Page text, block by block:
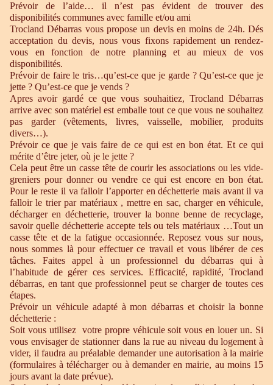
Prévoir de l’aide… il n’est pas évident de trouver des
disponibilités communes avec famille et/ou ami
Trocland Débarras vous propose un devis en moins de 24h. Dés
acceptation du devis, nous vous fixons rapidement un rendez-
vous en fonction de notre planning et au mieux de vos
disponibilités.
Prévoir de faire le tris…qu’est-ce que je garde ? Qu’est-ce que je
jette ? Qu’est-ce que je vends ?
Apres avoir gardé ce que vous souhaitiez, Trocland Débarras
arrive avec son matériel est emballe tout ce que vous ne souhaitez
pas garder (vêtements, livres, vaisselle, mobilier, produits
divers…).
Prévoir ce que je vais faire de ce qui est en bon état. Et ce qui
mérite d’être jeter, où je le jette ?
Cela peut être un casse tête de courir les associations ou les vide-
greniers pour donner ou vendre ce qui est encore en bon état.
Pour le reste il va falloir l’apporter en déchetterie mais avant il va
falloir le trier par matériaux , mettre en sac, charger en véhicule,
décharger en déchetterie, trouver la bonne benne de recyclage,
savoir quelle déchetterie accepte tels ou tels matériaux …Tout un
casse tête et de la fatigue occasionnée. Reposez vous sur nous,
nous sommes là pour effectuer ce travail et vous libérer de ces
tâches. Faites appel à un professionnel du débarras qui à
l’habitude de gérer ces services. Efficacité, rapidité, Trocland
débarras, en tant que professionnel peut se charger de toutes ces
étapes.
Prévoir un véhicule adapté à mon débarras et choisir la bonne
déchetterie :
Soit vous utilisez votre propre véhicule soit vous en louer un. Si
vous envisager de stationner dans la rue au niveau du logement à
vider, il faudra au préalable demander une autorisation à la mairie
(formulaires à télécharger ou à demander en mairie, au moins 15
jours avant la date prévue).